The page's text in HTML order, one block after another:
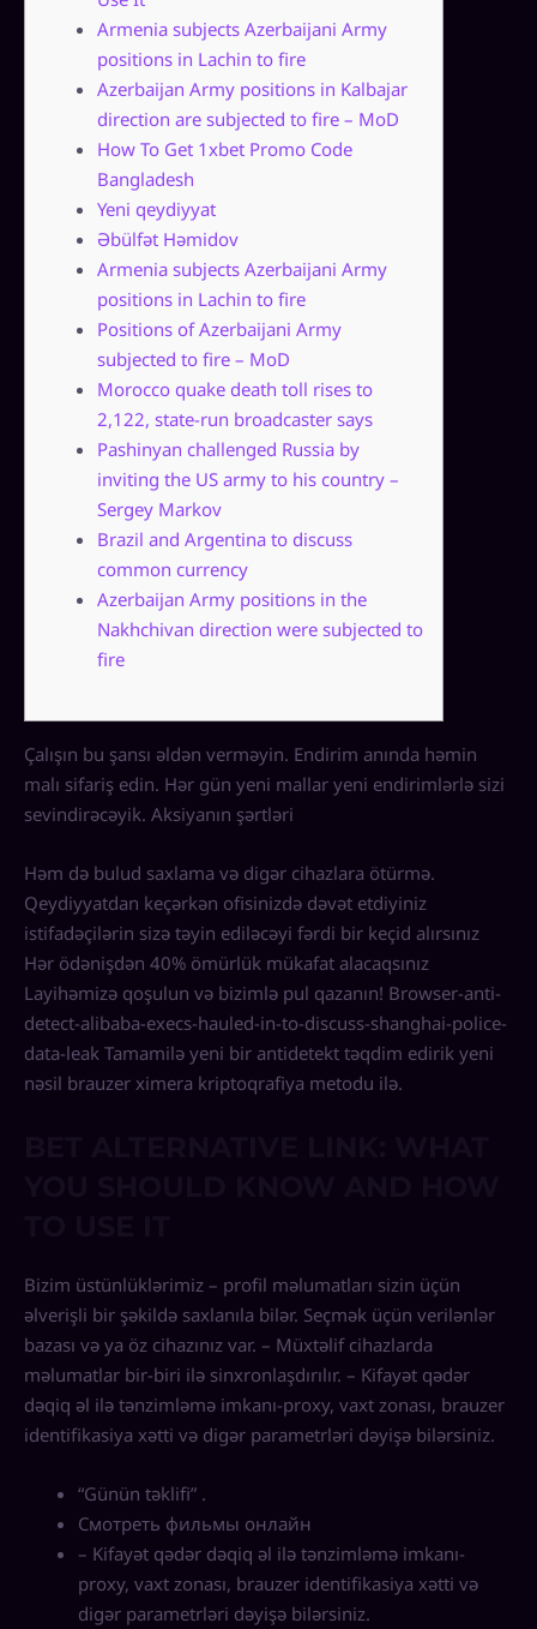
Armenia subjects Azerbaijani Army
positions in Lachin to fire
Azerbaijan Army positions in Kalbajar
direction are subjected to fire – MoD
How To Get 1xbet Promo Code
Bangladesh
Yeni qeydiyyat
Əbülfət Həmidov
Armenia subjects Azerbaijani Army
positions in Lachin to fire
Positions of Azerbaijani Army
subjected to fire – MoD
Morocco quake death toll rises to
2,122, state-run broadcaster says
Pashinyan challenged Russia by
inviting the US army to his country –
Sergey Markov
Brazil and Argentina to discuss
common currency
Azerbaijan Army positions in the
Nakhchivan direction were subjected to
fire
Çalışın bu şansı əldən verməyin. Endirim anında həmin
malı sifariş edin. Hər gün yeni mallar yeni endirimlərlə sizi
sevindirəcəyik. Aksiyanın şərtləri
Həm də bulud saxlama və digər cihazlara ötürmə.
Qeydiyyatdan keçərkən ofisinizdə dəvət etdiyiniz
istifadəçilərin sizə təyin ediləcəyi fərdi bir keçid alırsınız
Hər ödənişdən 40% ömürlük mükafat alacaqsınız
Layihəmizə qoşulun və bizimlə pul qazanın! Browser-anti-
detect-alibaba-execs-hauled-in-to-discuss-shanghai-police-
data-leak Tamamilə yeni bir antidetekt təqdim edirik yeni
nəsil brauzer ximera kriptoqrafiya metodu ilə.
Bizim üstünlüklərimiz – profil məlumatları sizin üçün
əlverişli bir şəkildə saxlanıla bilər. Seçmək üçün verilənlər
bazası və ya öz cihazınız var. – Müxtəlif cihazlarda
məlumatlar bir-biri ilə sinxronlaşdırılır. – Kifayət qədər
dəqiq əl ilə tənzimləmə imkanı-proxy, vaxt zonası, brauzer
identifikasiya xətti və digər parametrləri dəyişə bilərsiniz.
“Günün təklifi” .
Смотреть фильмы онлайн
– Kifayət qədər dəqiq əl ilə tənzimləmə imkanı-
proxy, vaxt zonası, brauzer identifikasiya xətti və
digər parametrləri dəyişə bilərsiniz.